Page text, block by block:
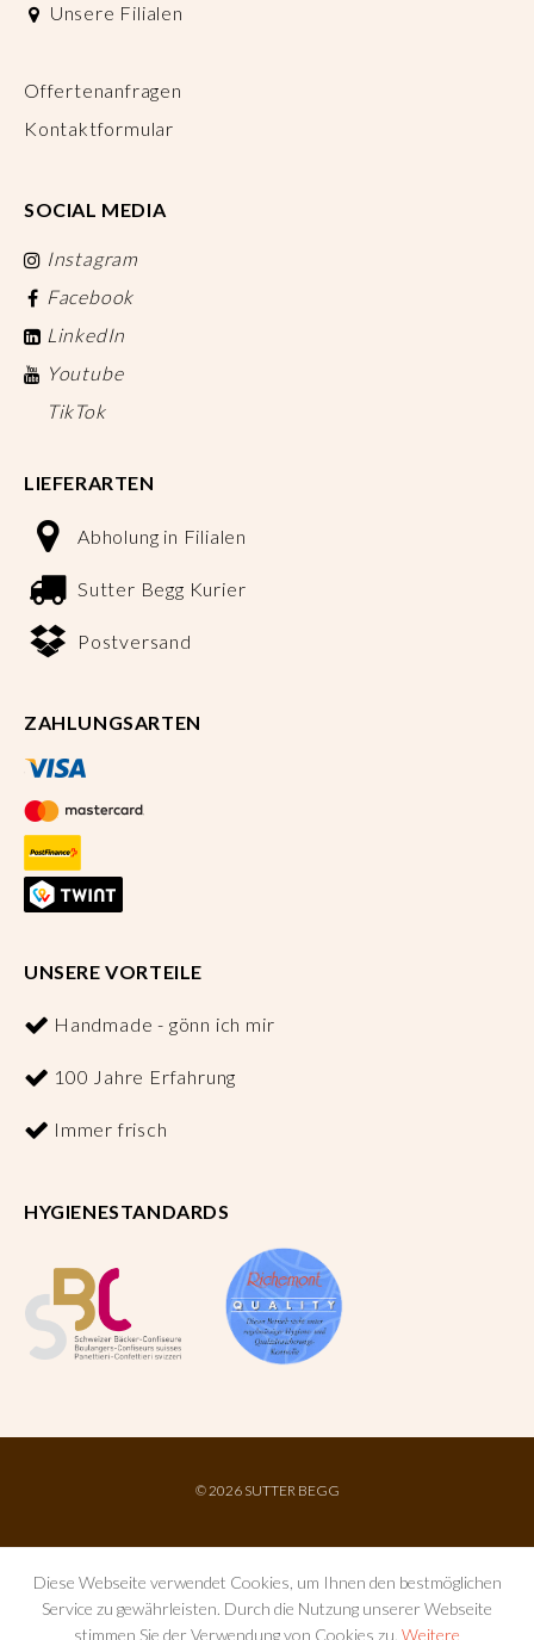
Unsere Filialen
Offertenanfragen
Kontaktformular
SOCIAL MEDIA
Instagram
Facebook
LinkedIn
Youtube
TikTok
LIEFERARTEN
Abholung in Filialen
Sutter Begg Kurier
Postversand
ZAHLUNGSARTEN
UNSERE VORTEILE
Handmade - gönn ich mir
100 Jahre Erfahrung
Immer frisch
HYGIENESTANDARDS
© 2026 SUTTER BEGG
Diese Webseite verwendet Cookies, um Ihnen den bestmöglichen
Service zu gewährleisten. Durch die Nutzung unserer Webseite
stimmen Sie der Verwendung von Cookies zu. Weitere